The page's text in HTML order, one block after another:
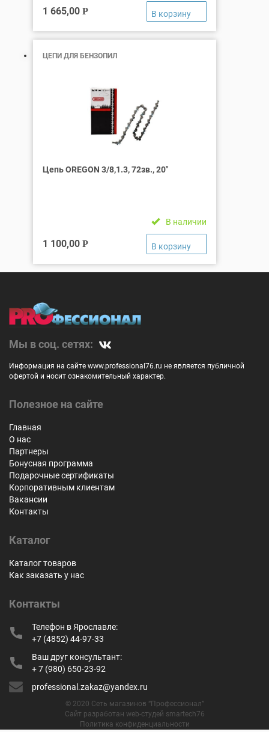
1 665,00 Р
ЦЕПИ ДЛЯ БЕНЗОПИЛ
Цепь OREGON 3/8,1.3, 72зв., 20″
В наличии
1 100,00 Р
Мы в соц. сетях:
Информация на сайте www.professional76.ru не является публичной
офертой и носит ознакомительный характер.
Полезное на сайте
Главная
О нас
Партнеры
Бонусная программа
Подарочные сертификаты
Корпоративным клиентам
Вакансии
Контакты
Каталог
Каталог товаров
Как заказать у нас
Контакты
Телефон в Ярославле:
+7 (4852) 44-97-33
Ваш друг консультант:
+ 7 (980) 650-23-92
professional.zakaz@yandex.ru
© 2020 Сеть магазинов “Профессионал”
Сайт разработан web-студей smartech76
Политика конфиденциальности